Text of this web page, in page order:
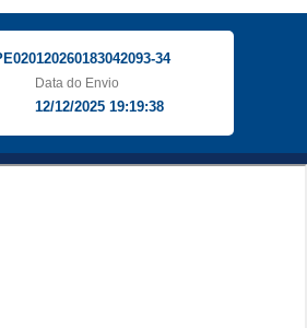
34
Data do Envio
12/12/2025 19:19:38